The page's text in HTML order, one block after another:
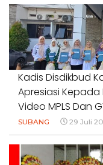
1 Agustus 2026
Kadis Disdikbud
Apresiasi Kepada
Video MPLS Dan
SUBANG 29 Juli